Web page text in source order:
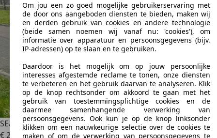
SEAT Ibiza1.2 Club Airco Elek.Ramen
€ 2.250
Om jou een zo goed mogelijke gebruikerservaring met
de door ons aangeboden diensten te bieden, maken wij
en derden gebruik van cookies en andere technologie
(beide samen noemen wij vanaf nu: 'cookies'), om
informatie over apparatuur en persoonsgegevens (bijv.
IP-adressen) op te slaan en te gebruiken.
Daardoor is het mogelijk om op jouw persoonlijke
interesses afgestemde reclame te tonen, onze diensten
te verbeteren en het gebruik daarvan te analyseren. Klik
op de knop rechtsonder om akkoord te gaan met het
gebruik van toestemmingsplichtige cookies en de
daarmee samenhangende verwerking van
persoonsgegevens. Ook kun je op de knop linksonder
klikken om een nauwkeurige selectie over de cookies te
maken of om de verwerking van persoonsgegevens te